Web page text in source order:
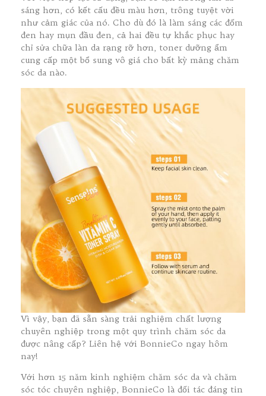
sáng hơn, có kết cấu đều màu hơn, trông tuyệt vời
như cảm giác của nó. Cho dù đó là làm sáng các đốm
đen hay mụn đầu đen, cả hai đều tự khắc phục hay
chỉ sửa chữa làn da rạng rỡ hơn, toner dưỡng ẩm
cung cấp một bổ sung vô giá cho bất kỳ mảng chăm
sóc da nào.
Vì vậy, bạn đã sẵn sàng trải nghiệm chất lượng
chuyên nghiệp trong một quy trình chăm sóc da
được nâng cấp? Liên hệ với BonnieCo ngay hôm
nay!
Với hơn 15 năm kinh nghiệm chăm sóc da và chăm
sóc tóc chuyên nghiệp, BonnieCo là đối tác đáng tin